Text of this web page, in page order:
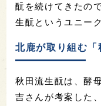
酛を続けてきたの
生酛というユニー
北鹿が取り組む
秋田流生酛は、酵
吉さんが考案した